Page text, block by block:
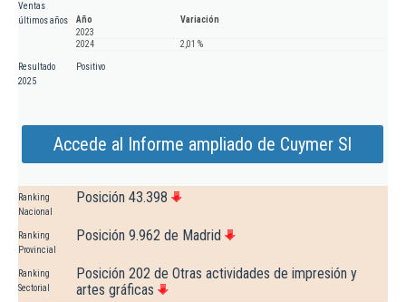
Ventas
últimos años
Año
Variación
2023
2024
2,01 %
Resultado
2025
Positivo
Accede al Informe ampliado de Cuymer Sl
Ranking
Nacional
Posición 43.398
Ranking
Provincial
Posición 9.962 de Madrid
Ranking
Sectorial
Posición 202 de Otras actividades de impresión y
artes gráficas